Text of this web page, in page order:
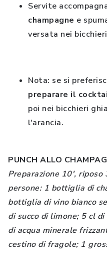
Servite
champagne e
versata nei
Nota: se si
preparare il
poi nei bicchieri
l'arancia.
PUNCH ALLO
Preparazione 10',
persone: 1 bottiglia di
bottiglia di vino bianco
di succo di limone; 5 cl
di acqua minerale
cestino di fragole; 1